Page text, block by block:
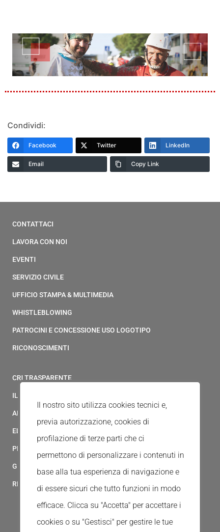
Condividi:
Facebook Twitter LinkedIn
Email Copy Link
CONTATTACI
LAVORA CON NOI
EVENTI
SERVIZIO CIVILE
UFFICIO STAMPA & MULTIMEDIA
WHISTLEBLOWING
PATROCINI E CONCESSIONE USO LOGOTIPO
RICONOSCIMENTI
CRI TRASPARENTE
IL MODELLO 231 DELLA CROCE ROSSA ITALIANA
ALBO FORNITORI
ELENCO AVVOCATI
PRIVACY
GESTIONALE GAIA
RED CLOUD
Il nostro sito utilizza cookies tecnici e,
previa autorizzazione, cookies di
profilazione di terze parti che ci
permettono di personalizzare i contenuti in
base alla tua esperienza di navigazione e
di essere sicuri che tutto funzioni in modo
efficace. Clicca su "Accetta" per accettare i
cookies o su "Gestisci" per gestire le tue